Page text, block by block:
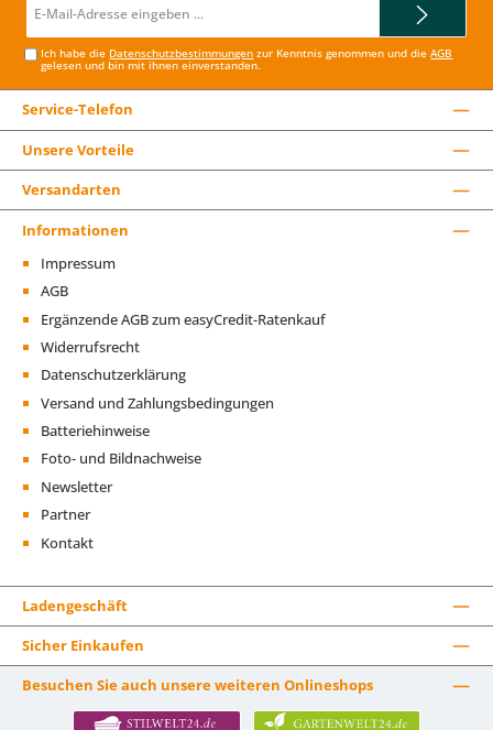
Mail-
Ich habe die Datenschutzbestimmungen zur Kenntnis genommen und dieAGB
gelesen und bin mit ihnen einverstanden.
Service-Telefon
Unsere Vorteile
Versandarten
Informationen
Impressum
AGB
Ergänzende AGB zum easyCredit-Ratenkauf
Widerrufsrecht
Datenschutzerklärung
Versand und Zahlungsbedingungen
Batteriehinweise
Foto- und Bildnachweise
Newsletter
Partner
Kontakt
Ladengeschäft
Sicher Einkaufen
Besuchen Sie auch unsere weiteren Onlineshops